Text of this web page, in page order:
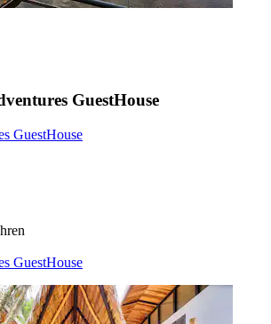
GuestHouse
GuestHouse
GuestHouse